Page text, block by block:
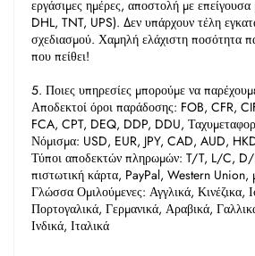
εργάσιμες ημέρες, αποστολή με
DHL, TNT, UPS). Δεν υπάρχουν τέλη
σχεδιασμού. Χαμηλή ελάχιστη ποσότητα
που πείθει!
5. Ποιες υπηρεσίες μπορούμε να
Αποδεκτοί όροι παράδοσης: FOB, CFR,
FCA, CPT, DEQ, DDP, DDU,
Νόμισμα: USD, EUR, JPY, CAD, AUD,
Τύποι αποδεκτών πληρωμών: T/T, L/C,
πιστωτική κάρτα, PayPal, Western Union,
Γλώσσα Ομιλούμενες: Αγγλικά, Κινέζικα,
Πορτογαλικά, Γερμανικά, Αραβικά,
Ινδικά, Ιταλικά